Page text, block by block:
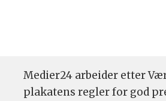
Medier24 arbeider etter
plakatens regler for god